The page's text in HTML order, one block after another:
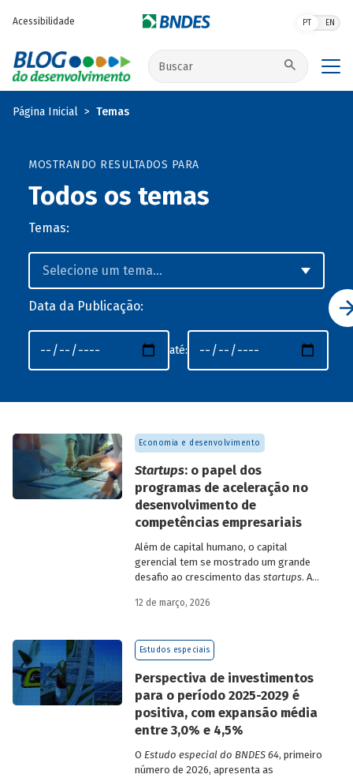
Acessibilidade PT EN
Buscar no site
Página Inicial Temas
MOSTRANDO RESULTADOS PARA
Todos os temas
Temas:
Data da Publicação:
até:
Economia e desenvolvimento
Startups: o papel dos
programas de aceleração no
desenvolvimento de
competências empresariais
Além de capital humano, o capital
gerencial tem se mostrado um grande
desafio ao crescimento das startups. A
como programas de aceleração têm
desafio.
12 de março, 2026
Estudos especiais
Perspectiva de investimentos
para o período 2025-2029 é
positiva, com expansão média
entre 3,0% e 4,5%
O Estudo especial do BNDES 64, primeiro
número de 2026, apresenta as